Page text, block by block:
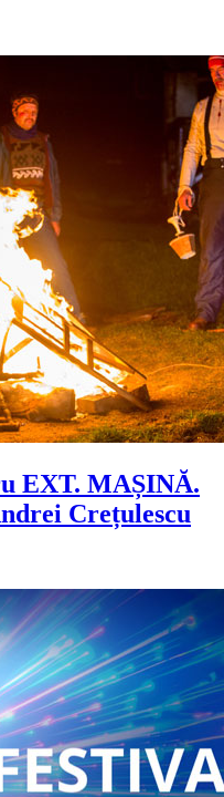
EXT. MAȘINĂ.
Crețulescu